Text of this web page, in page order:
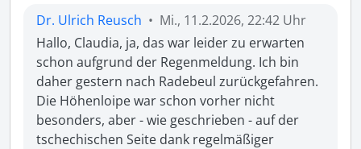
Dr. Ulrich Reusch • Mi., 11.2.2026, 22:42 Uhr
Hallo, Claudia, ja, das war leider zu erwarten
schon aufgrund der Regenmeldung. Ich bin
daher gestern nach Radebeul zurückgefahren.
Die Höhenloipe war schon vorher nicht
besonders, aber - wie geschrieben - auf der
tschechischen Seite dank regelmäßiger